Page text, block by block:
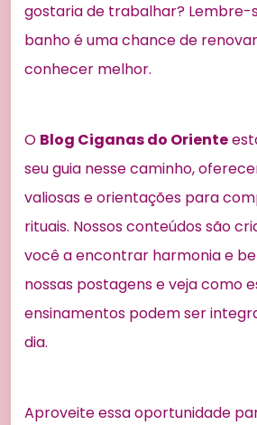
gostaria de trabalhar? Lembre-
banho é uma chance de
conhecer melhor.
O Blog Ciganas do Oriente
seu guia nesse caminho,
valiosas e orientações para
rituais. Nossos conteúdos são
você a encontrar harmonia e
nossas postagens e veja como
ensinamentos podem ser
dia.
Aproveite essa oportunidade